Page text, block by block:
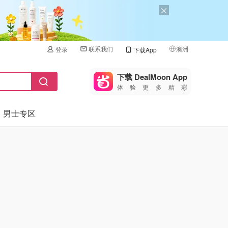
登录 联系我们 下载App 澳洲
🇺🇸
🇨🇳 中国
下载 DealMoon App
体验更多精彩
男士专区